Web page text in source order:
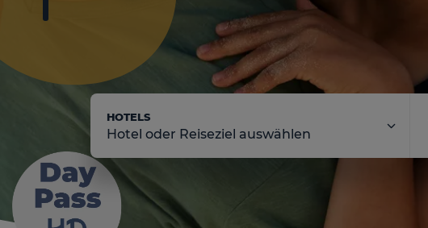
HOTELS
Hotel oder Reiseziel auswählen